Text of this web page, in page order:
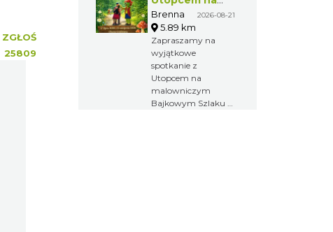
ZGŁOŚ
25809
Bajkowym
Szlaku
Brenna 2026-08-21
5.89 km
Zapraszamy na
wyjątkowe
spotkanie z
Utopcem na
malowniczym
Bajkowym Szlaku w